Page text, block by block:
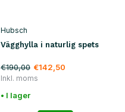
Hubsch
Vägghylla i naturlig spets
€190,00 €142,50
Inkl. moms
• I lager